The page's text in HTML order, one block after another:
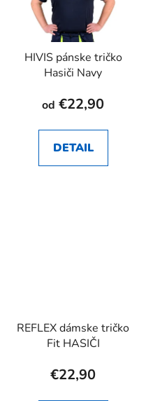
HIVIS pánske tričko
Hasiči Navy
od €22,90
DETAIL
REFLEX dámske tričko
Fit HASIČI
€22,90